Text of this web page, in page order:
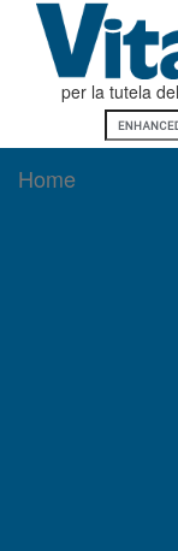
per la tutela
Home